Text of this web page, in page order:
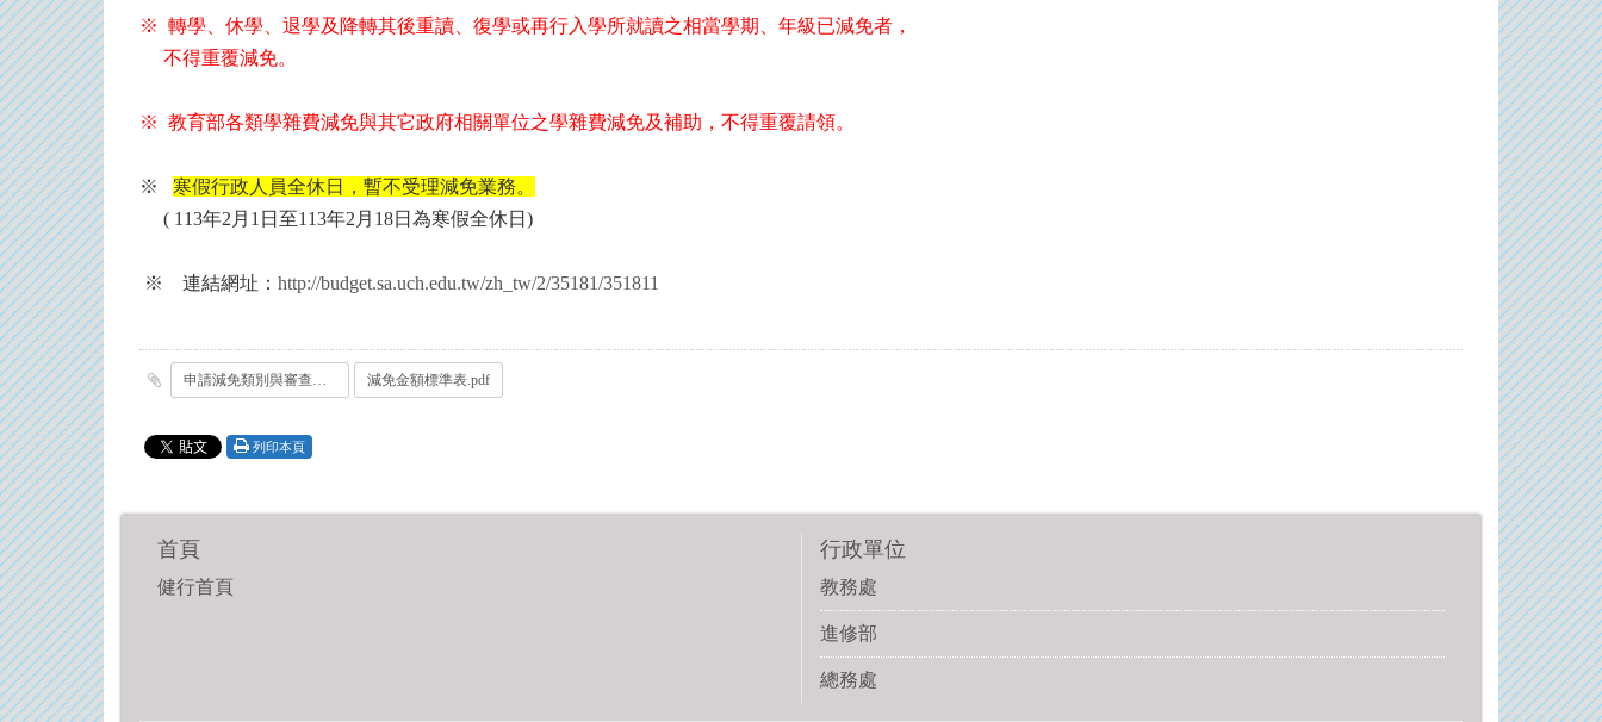
※ 轉學、休學
退學及降轉其後重讀、復學或再行入學所就讀之相當學期、年級已減免者，
不得重覆減免。
※ 教育部各類學雜費減免與其它政府相關單位之學雜費減免及補助， 不得重覆請領。
※ 寒假行政人員全休日，暫不受理減免業務。
( 113年2月1日至113年2月18日為寒假全休日)
※ 連結網址： http://budget.sa.uch.edu.tw/zh_tw/2/35181/351811​
減免金額標準表.pdf
列印本頁
首頁
健行首頁
行政單位
教務處
進修部
總務處